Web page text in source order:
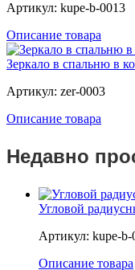
Артикул: kupe-b-0013
Описание товара
Зеркало в спальню в
Артикул: zer-0003
Описание товара
Недавно
Угловой
Артикул: kupe-b-
Описание товара